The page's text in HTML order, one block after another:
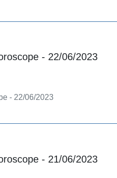
- 22/06/2023
- 22/06/2023
- 21/06/2023